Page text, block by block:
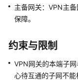
指
南
最
佳
实
践
主备网关：VPN主
保障。
约束与限制
VPN网关的本端子
心待互通的子网不能